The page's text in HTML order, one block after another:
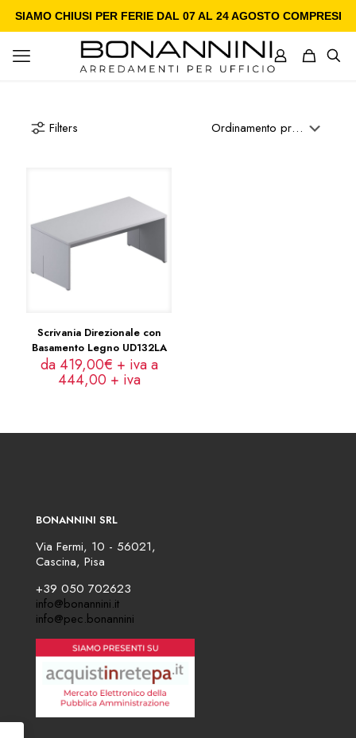
SIAMO CHIUSI PER FERIE DAL 07 AL 24 AGOSTO COMPRESI
Filters
Scrivania Direzionale con
Basamento Legno UD132LA
da 419,00€ + iva a
444,00 + iva
BONANNINI SRL
Via Fermi, 10 - 56021,
Cascina, Pisa
+39 050 702623
info@bonannini.it
info@pec.bonannini